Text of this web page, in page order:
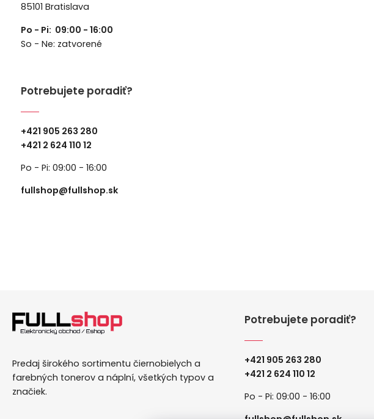
85101 Bratislava
Po - Pi: 09:00 - 16:00
So - Ne: zatvorené
Potrebujete poradiť?
+421 905 263 280
+421 2 624 110 12
Po - Pi: 09:00 - 16:00
fullshop@fullshop.sk
Predaj širokého sortimentu čiernobielych a
farebných tonerov a náplní, všetkých typov a
značiek.
Potrebujete poradiť?
+421 905 263 280
+421 2 624 110 12
Po - Pi: 09:00 - 16:00